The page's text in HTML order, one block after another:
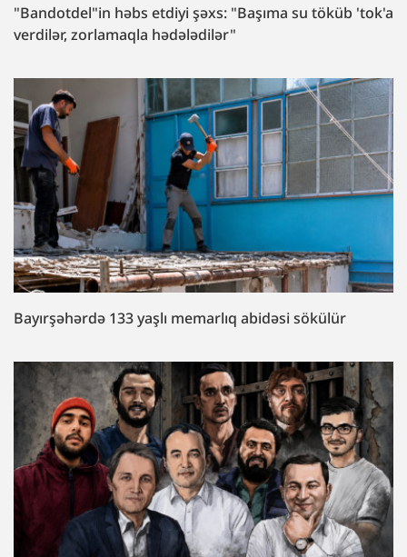
"Bandotdel"in həbs etdiyi şəxs: "Başıma su töküb 'tok'a
verdilər, zorlamaqla hədələdilər"
Bayırşəhərdə 133 yaşlı memarlıq abidəsi sökülür